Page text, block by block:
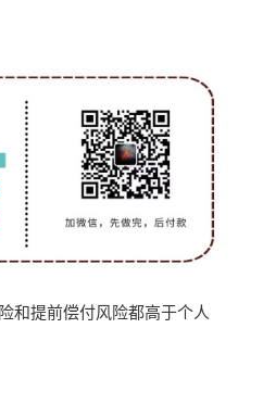
和提前偿付风险都高于个人